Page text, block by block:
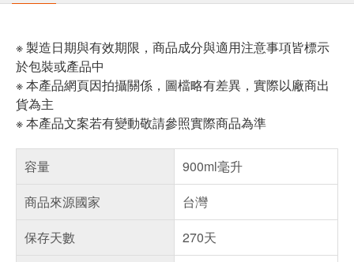
※ 製造日期與有效期限，商品成分與適用注意事項皆標示
於包裝或產品中
※ 本產品網頁因拍攝關係，圖檔略有差異，實際以廠商出
貨為主
※ 本產品文案若有變動敬請參照實際商品為準
容量
900ml毫升
商品來源國家
台灣
保存天數
270天